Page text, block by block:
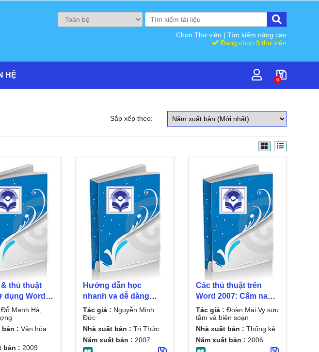
Chọn Thư viện | Tìm kiếm nâng cao
Đang chọn 9 thư viện
HỆ
0
Sắp xếp theo:
& thủ thuật
dụng Word/
Hà, Minh
Đỗ Mạnh Hà,
bản : Văn hóa
bản : 2009
Hướng dẫn học
nhanh va dễ dàng
microsoft word 2007/
Nguyễn Minh Đức
Tác giả : Nguyễn Minh
Đức
Nhà xuất bản : Tri Thức
Năm xuất bản : 2007
Các thủ thuật trên
Word 2007: Cẩm nang
tin học văn phòng/
Đoàn Mai Vy sưu tầm
và biên soạn
Tác giả : Đoàn Mai Vy sưu
tầm và biên soạn
Nhà xuất bản : Thống kê
Năm xuất bản : 2006